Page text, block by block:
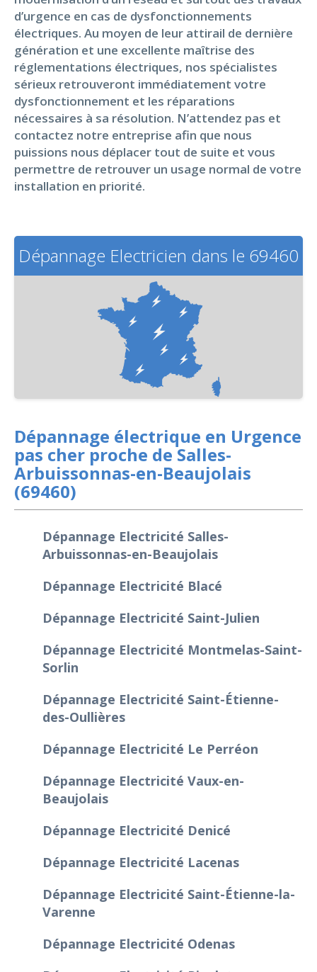
d’urgence en cas de dysfonctionnements
électriques. Au moyen de leur attirail de dernière
génération et une excellente maîtrise des
réglementations électriques, nos spécialistes
sérieux retrouveront immédiatement votre
dysfonctionnement et les réparations
nécessaires à sa résolution. N’attendez pas et
contactez notre entreprise afin que nous
puissions nous déplacer tout de suite et vous
permettre de retrouver un usage normal de votre
installation en priorité.
Dépannage Electricien dans le 69460
Dépannage électrique en Urgence
pas cher proche de Salles-
Arbuissonnas-en-Beaujolais
(69460)
Dépannage Electricité Salles-
Arbuissonnas-en-Beaujolais
Dépannage Electricité Blacé
Dépannage Electricité Saint-Julien
Dépannage Electricité Montmelas-Saint-
Sorlin
Dépannage Electricité Saint-Étienne-
des-Oullières
Dépannage Electricité Le Perréon
Dépannage Electricité Vaux-en-
Beaujolais
Dépannage Electricité Denicé
Dépannage Electricité Lacenas
Dépannage Electricité Saint-Étienne-la-
Varenne
Dépannage Electricité Odenas